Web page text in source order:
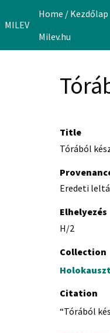
MILEV
Home / Kezdőlap
Milev.hu
Title
Tórából
Eredeti
Elhelyezés
H/2
Collection
Citation
“Tórából